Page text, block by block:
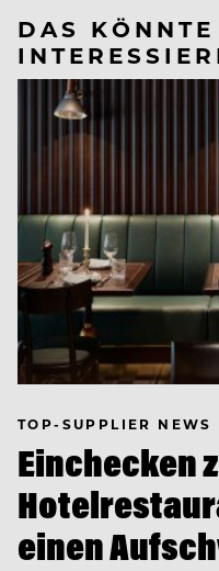
DAS
TOP-SUPPLIER NEWS
Einchecken
einen